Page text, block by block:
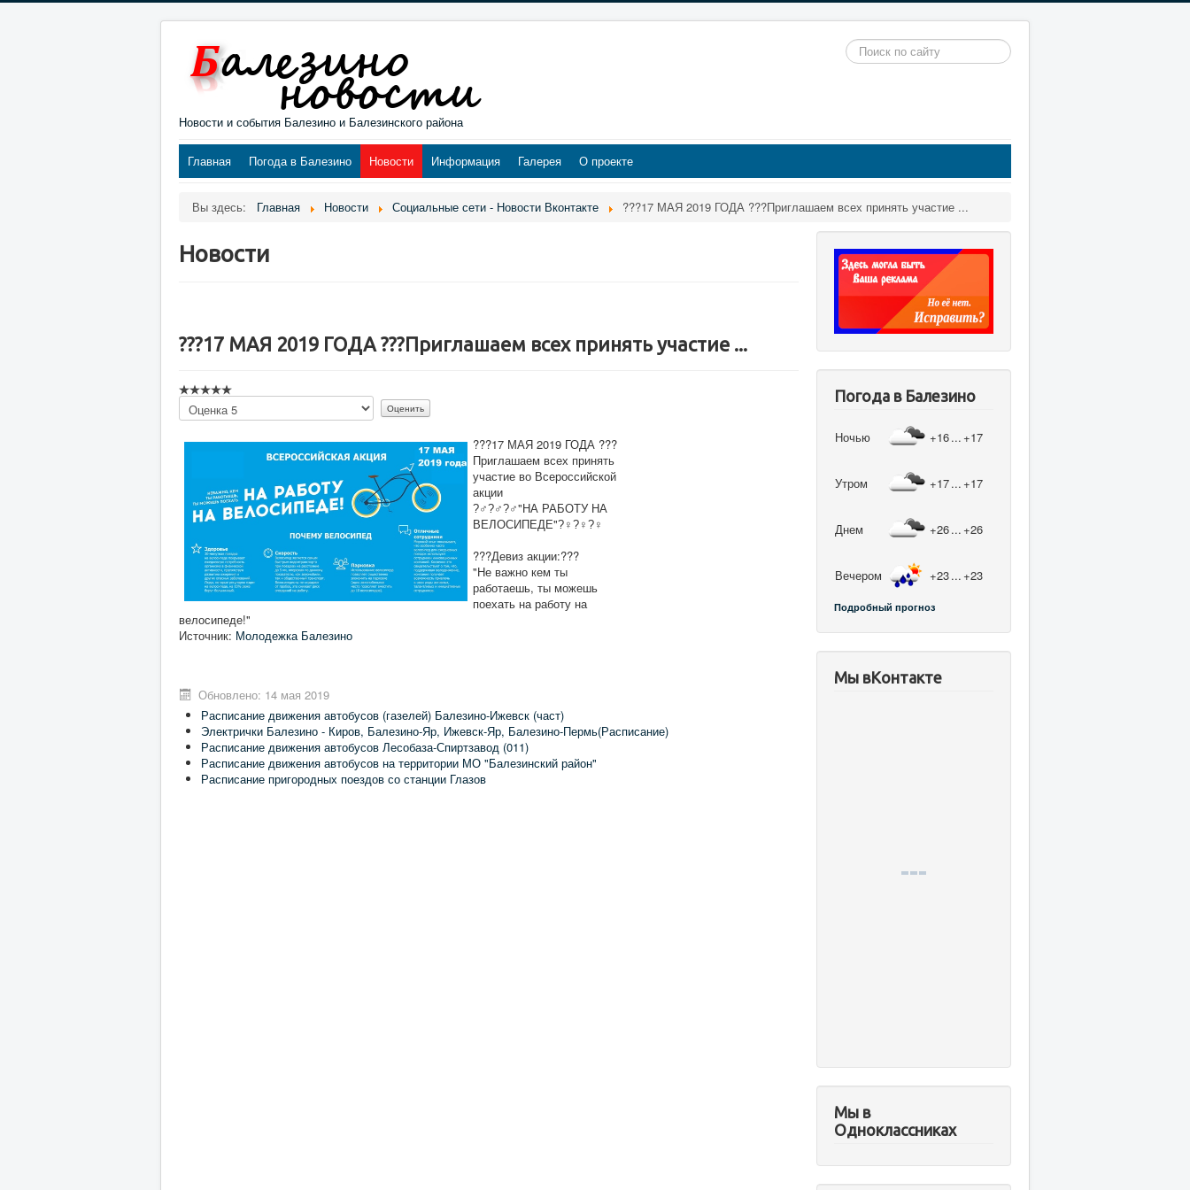
Новости и события Балезино и Балезинского района
Искать...
Главная Погода в Балезино Новости Информация Галерея О проекте
Вы здесь: Главная Новости Социальные сети - Новости Вконтакте ???17 МАЯ 2019 ГОДА ???Приглашаем всех принять участие ...
Новости
???17 МАЯ 2019 ГОДА ???Приглашаем всех принять участие ...
Пожалуйста,
оцените
???17 МАЯ 2019 ГОДА ???
Приглашаем всех принять
участие во Всероссийской
акции
?‍♂?‍♂?‍♂"НА РАБОТУ НА
ВЕЛОСИПЕДЕ"?‍♀?‍♀?‍♀
???Девиз акции:???
"Не важно кем ты
работаешь, ты можешь
поехать на работу на
велосипеде!"
Источник: Молодежка Балезино
Обновлено: 14 мая 2019
Расписание движения автобусов (газелей) Балезино-Ижевск (част)
Электрички Балезино - Киров, Балезино-Яр, Ижевск-Яр, Балезино-Пермь(Расписание)
Расписание движения автобусов Лесобаза-Спиртзавод (011)
Расписание движения автобусов на территории МО "Балезинский район"
Расписание пригородных поездов со станции Глазов
Погода в Балезино
Ночью +16... +17
Утром +17... +17
Днем +26... +26
Вечером +23... +23
Подробный прогноз
Мы вКонтакте
Мы в
Одноклассниках